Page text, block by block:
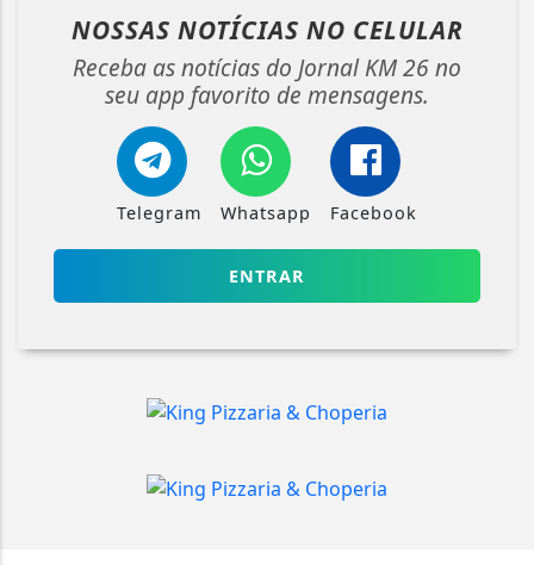
NOSSAS NOTÍCIAS NO CELULAR
Receba as notícias do Jornal KM 26 no
seu app favorito de mensagens.
Telegram Whatsapp Facebook
ENTRAR